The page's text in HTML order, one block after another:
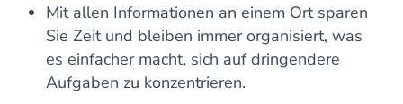
Mit allen Informationen an einem Ort sparen
Sie Zeit und bleiben immer organisiert, was
es einfacher macht, sich auf dringendere
Aufgaben zu konzentrieren.